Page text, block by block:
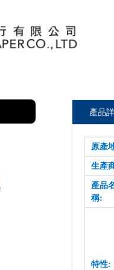
產品
原產
生產
產品
稱:
特性: